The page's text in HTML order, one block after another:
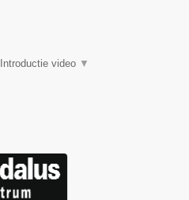
Introductie video ▼